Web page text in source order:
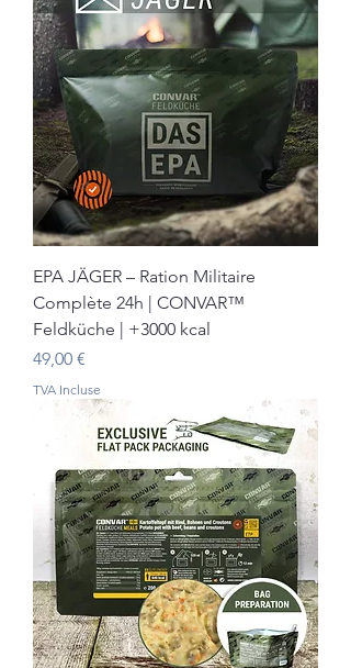
EPA JÄGER – Ration Militaire
Complète 24h | CONVAR™
Feldküche | +3000 kcal
Prix
49,00 €
TVA Incluse